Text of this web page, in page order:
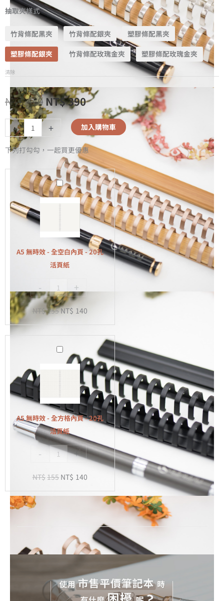
抽取夾樣式
竹背條配黑夾 竹背條配銀夾 塑膠條配黑夾
塑膠條配銀夾 竹背條配玫瑰金夾 塑膠條配玫瑰金夾
清除
NT$440NT$390
- + 加入購物車
下列打勾勾，一起買更優惠
A5
無
效
-
全
空
內
頁
-
活
A5 無時效 - 全空白內頁 - 20孔
活頁紙
- +
NT$155NT$ 140
A5
效
-
全
方
格
內
-
20
紙
A5 無時效 - 全方格內頁 - 20孔
活頁紙
- +
NT$155 NT$ 140